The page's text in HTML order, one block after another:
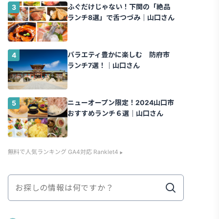
ふぐだけじゃない！下関の「絶品
ランチ8選」で舌つづみ｜山口さん
バラエティ豊かに楽しむ 防府市
ランチ7選！｜山口さん
ニューオープン限定！2024山口市
おすすめランチ６選｜山口さん
無料で人気ランキング GA4対応 Ranklet4